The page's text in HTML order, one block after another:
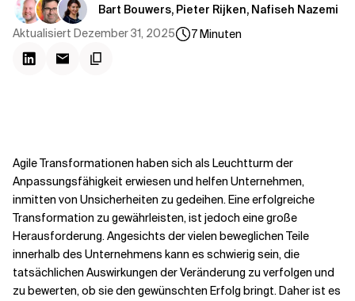
Bart Bouwers, Pieter Rijken, Nafiseh Nazemi
Aktualisiert Dezember 31, 2025 7Minuten
Agile Transformationen haben sich als Leuchtturm der
Anpassungsfähigkeit erwiesen und helfen Unternehmen,
inmitten von Unsicherheiten zu gedeihen. Eine erfolgreiche
Transformation zu gewährleisten, ist jedoch eine große
Herausforderung. Angesichts der vielen beweglichen Teile
innerhalb des Unternehmens kann es schwierig sein, die
tatsächlichen Auswirkungen der Veränderung zu verfolgen und
zu bewerten, ob sie den gewünschten Erfolg bringt. Daher ist es